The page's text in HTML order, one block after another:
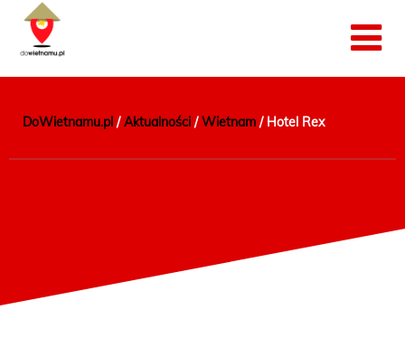
DoWietnamu.pl /Aktualności /Wietnam / Hotel Rex